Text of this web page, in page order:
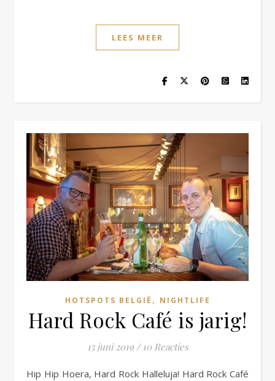
LEES MEER
HOTSPOTS BELGIË , NIGHTLIFE
Hard Rock Café is jarig!
15 juni 2019 / 10 Reacties
Hip Hip Hoera, Hard Rock Halleluja! Hard Rock Café